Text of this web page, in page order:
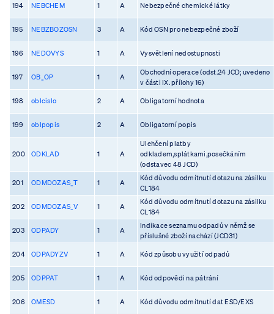
194 NEBCHEM 1 A Nebezpečné chemické látky
195 NEBZBOZOSN 3 A Kód OSN pro nebezpečné zboží
196 NEDOVYS 1 A Vysvětlení nedostupnosti
197 OB_OP 1 A
Obchodní operace (odst.24 JCD; uvedeno
v části IX. přílohy 16)
198 oblcislo 2 A Obligatorní hodnota
199 oblpopis 2 A Obligatorní popis
200 ODKLAD 1 A
Ulehčení platby
odkladem,splátkami,posečkáním
(odstavec 48 JCD)
201 ODMDOZAS_T 1 A
Kód důvodu odmítnutí dotazu na zásilku
CL184
202 ODMDOZAS_V 1 A
Kód důvodu odmítnutí dotazu na zásilku
CL184
203 ODPADY 1 A
Indikace seznamu odpadů v němž se
příslušné zboží nachází (JCD31)
204 ODPADYZV 1 A Kód způsobu využití odpadů
205 ODPPAT 1 A Kód odpovědi na pátrání
206 OMESD 1 A Kód důvodu odmítnutí dat ESD/EXS